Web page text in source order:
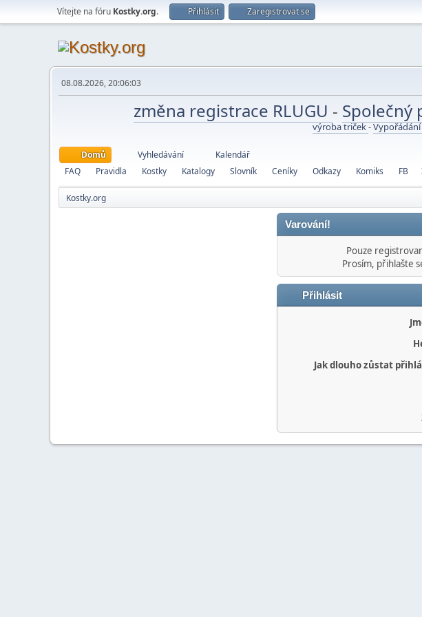
Vítejte na fóru Kostky.org. Přihlásit Zaregistrovat se
08.08.2026, 20:06:03
změna registrace RLUGU - Společný
výroba triček-Vypořádání
Domů Vyhledávání
Kalendář
FAQ
Pravidla Kostky Katalogy Slovník Ceníky Odkazy Komiks FB
Kostky.org
Varování!
Pouze
Prosím, přihlašte
Přihlásit
Jak dlouho zůstat